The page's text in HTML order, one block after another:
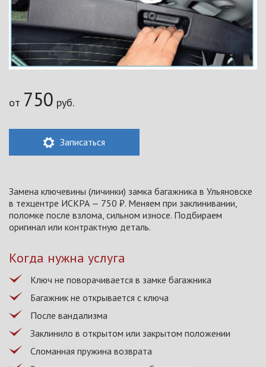
от 750 руб.
Записаться
Замена ключевины (личинки) замка багажника в Ульяновске
в техцентре ИСКРА — 750 ₽. Меняем при заклинивании,
поломке после взлома, сильном износе. Подбираем
оригинал или контрактную деталь.
Когда нужна услуга
Ключ не поворачивается в замке багажника
Багажник не открывается с ключа
После вандализма
Заклинило в открытом или закрытом положении
Сломанная пружина возврата